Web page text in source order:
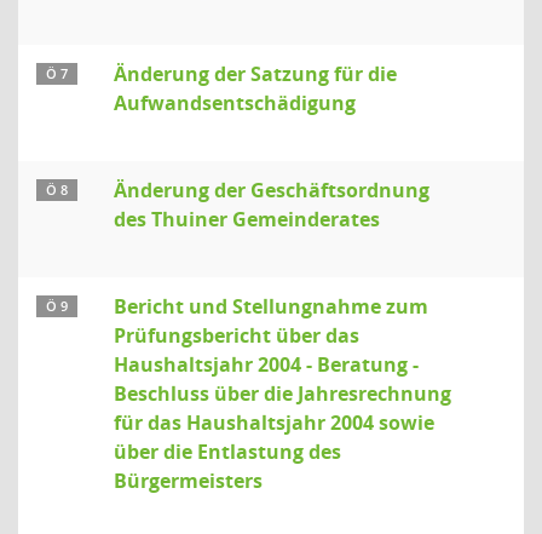
Ö 7
Änderung der Satzung für die
Aufwandsentschädigung
Ö 8
Änderung der Geschäftsordnung
des Thuiner Gemeinderates
Ö 9
Bericht und Stellungnahme zum
Prüfungsbericht über das
Haushaltsjahr 2004 - Beratung -
Beschluss über die Jahresrechnung
für das Haushaltsjahr 2004 sowie
über die Entlastung des
Bürgermeisters